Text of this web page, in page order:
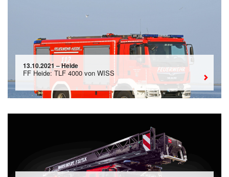
13.10.2021 – Heide
FF Heide: TLF 4000 von WISS